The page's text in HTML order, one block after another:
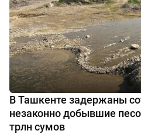
В Ташкенте задержаны
незаконно добывшие
трлн сумов